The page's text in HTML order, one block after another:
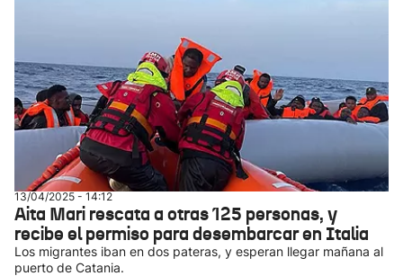
13/04/2025 - 14:12
Aita Mari rescata a otras 125 personas, y
recibe el permiso para desembarcar en Italia
Los migrantes iban en dos pateras, y esperan llegar mañana al
puerto de Catania.